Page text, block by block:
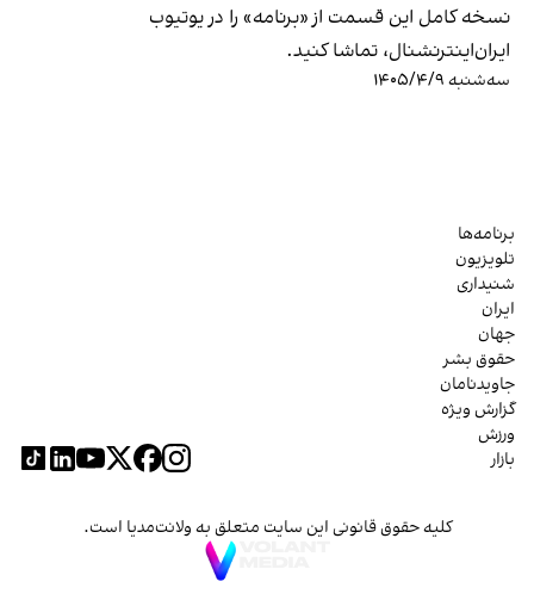
نسخه کامل این قسمت از «برنامه» را در یوتیوب
ایران‌اینترنشنال، تماشا کنید.
سه‌شنبه ۱۴۰۵/۴/۹
برنامه‌ها
تلویزیون
شنیداری
ایران
جهان
حقوق بشر
جاویدنامان
گزارش ویژه
ورزش
بازار
کلیه حقوق قانونی این سایت متعلق به ولانت‌مدیا است.